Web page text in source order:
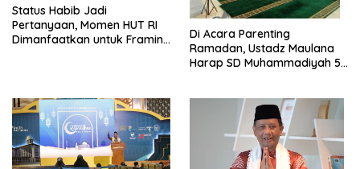
Status Habib Jadi
Pertanyaan, Momen HUT RI
Dimanfaatkan untuk Framing
Di Acara Parenting
Ramadan, Ustadz Maulana
Harap SD Muhammadiyah 5